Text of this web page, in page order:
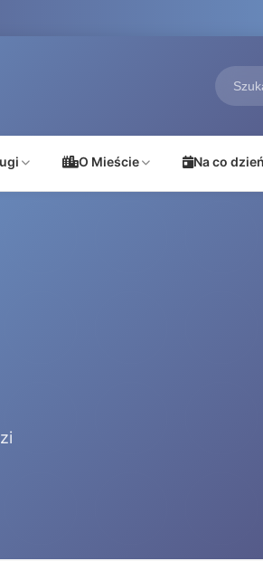
O Mieście Na co